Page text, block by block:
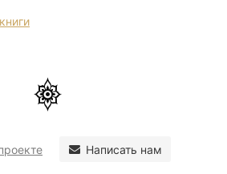
Написать нам